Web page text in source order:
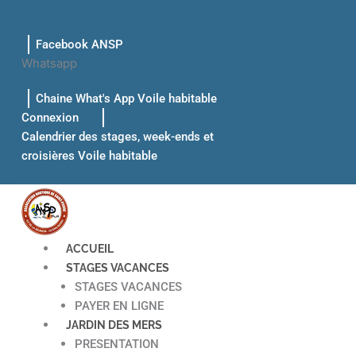
contenuFacebook ANSP
Whatsapp
Chaine What's App Voile habitable
Connexion
Calendrier des stages, week-ends et
croisières Voile habitable
ACCUEIL
STAGES VACANCES
STAGES VACANCES
PAYER EN LIGNE
JARDIN DES MERS
PRESENTATION